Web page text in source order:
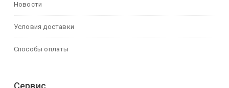
Новости
Условия доставки
Способы оплаты
Сервис